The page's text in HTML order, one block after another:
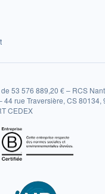
53 576 889,20 € – RCS
44 rue Traversière, CS 80134,
CEDEX